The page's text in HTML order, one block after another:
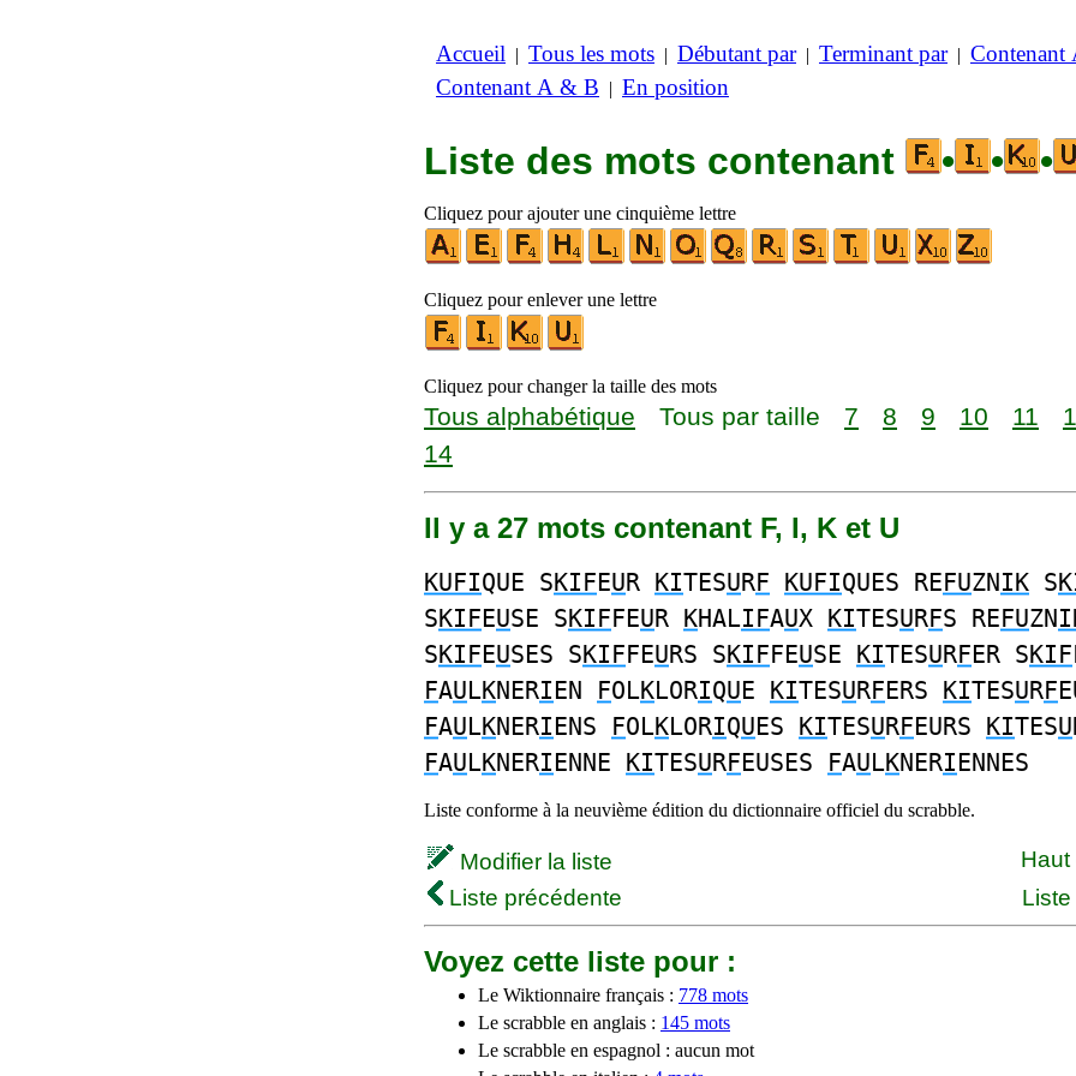
Accueil | Tous les mots | Débutant par| Terminant par| Contenant
Contenant A & B | En position
Liste des mots contenant • • •
Cliquez pour ajouter une cinquième lettre
Cliquez pour enlever une lettre
Cliquez pour changer la taille des mots
Tous alphabétique Tous par taille 7 8 9 10 11
14
Il y a 27 mots contenant F, I, K et U
KUFIQUE SKIFEUR KITESURF KUFIQUES REFUZNIK S
SKIFEUSE SKIFFEUR KHALIFAUX KITESURFS REFUZN
SKIFEUSES SKIFFEURS SKIFFEUSE KITESURFER SKIF
FAULKNERIEN FOLKLORIQUE KITESURFERS KITESURF
FAULKNERIENS FOLKLORIQUES KITESURFEURS KITESU
FAULKNERIENNE KITESURFEUSES FAULKNERIENNES
Liste conforme à la neuvième édition du dictionnaire officiel du scrabble.
Modifier la liste
Haut
Liste précédente
Voyez cette liste pour :
Le Wiktionnaire français : 778 mots
Le scrabble en anglais : 145 mots
Le scrabble en espagnol : aucun mot